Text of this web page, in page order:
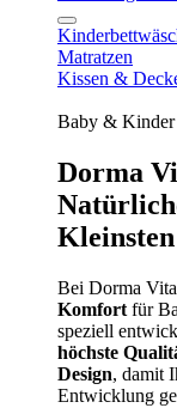
Matratzen
Kissen &
Baby & Kinder
Dorma
Kleinsten
Bei Dorma Vita
Komfort für
speziell
höchste
Design, damit
Entwicklung